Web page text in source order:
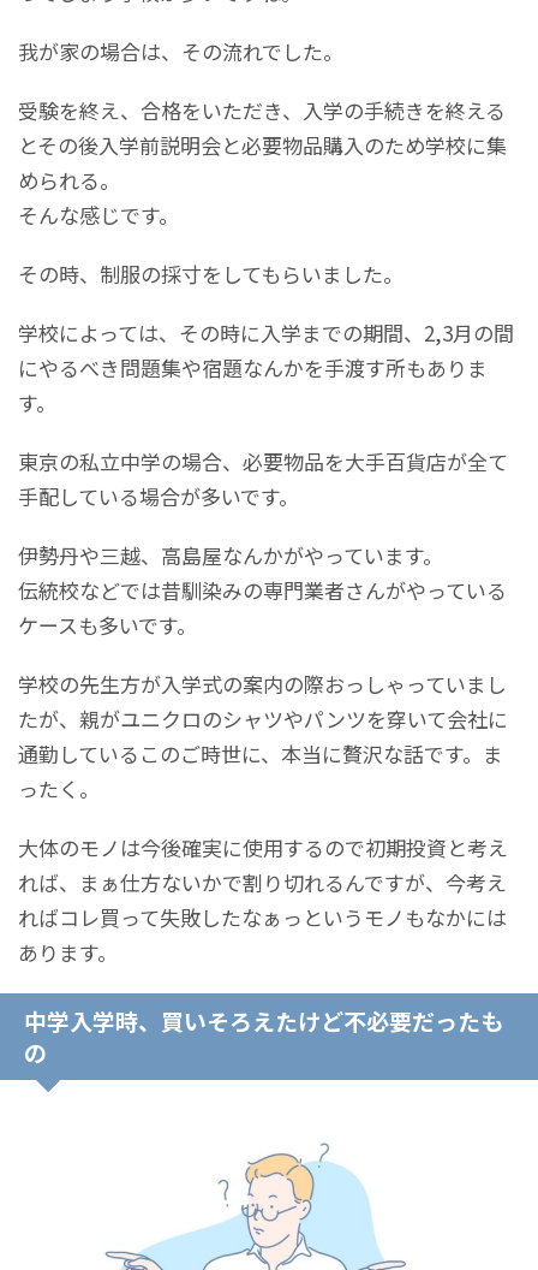
我が家の場合は、その流れでした。
受験を終え、合格をいただき、入学の手続きを終える
とその後入学前説明会と必要物品購入のため学校に集
められる。
そんな感じです。
その時、制服の採寸をしてもらいました。
学校によっては、その時に入学までの期間、2,3月の間
にやるべき問題集や宿題なんかを手渡す所もありま
す。
東京の私立中学の場合、必要物品を大手百貨店が全て
手配している場合が多いです。
伊勢丹や三越、高島屋なんかがやっています。
伝統校などでは昔馴染みの専門業者さんがやっている
ケースも多いです。
学校の先生方が入学式の案内の際おっしゃっていまし
たが、親がユニクロのシャツやパンツを穿いて会社に
通勤しているこのご時世に、本当に贅沢な話です。ま
ったく。
大体のモノは今後確実に使用するので初期投資と考え
れば、まぁ仕方ないかで割り切れるんですが、今考え
ればコレ買って失敗したなぁっというモノもなかには
あります。
中学入学時、買いそろえたけど不必要だったも
の